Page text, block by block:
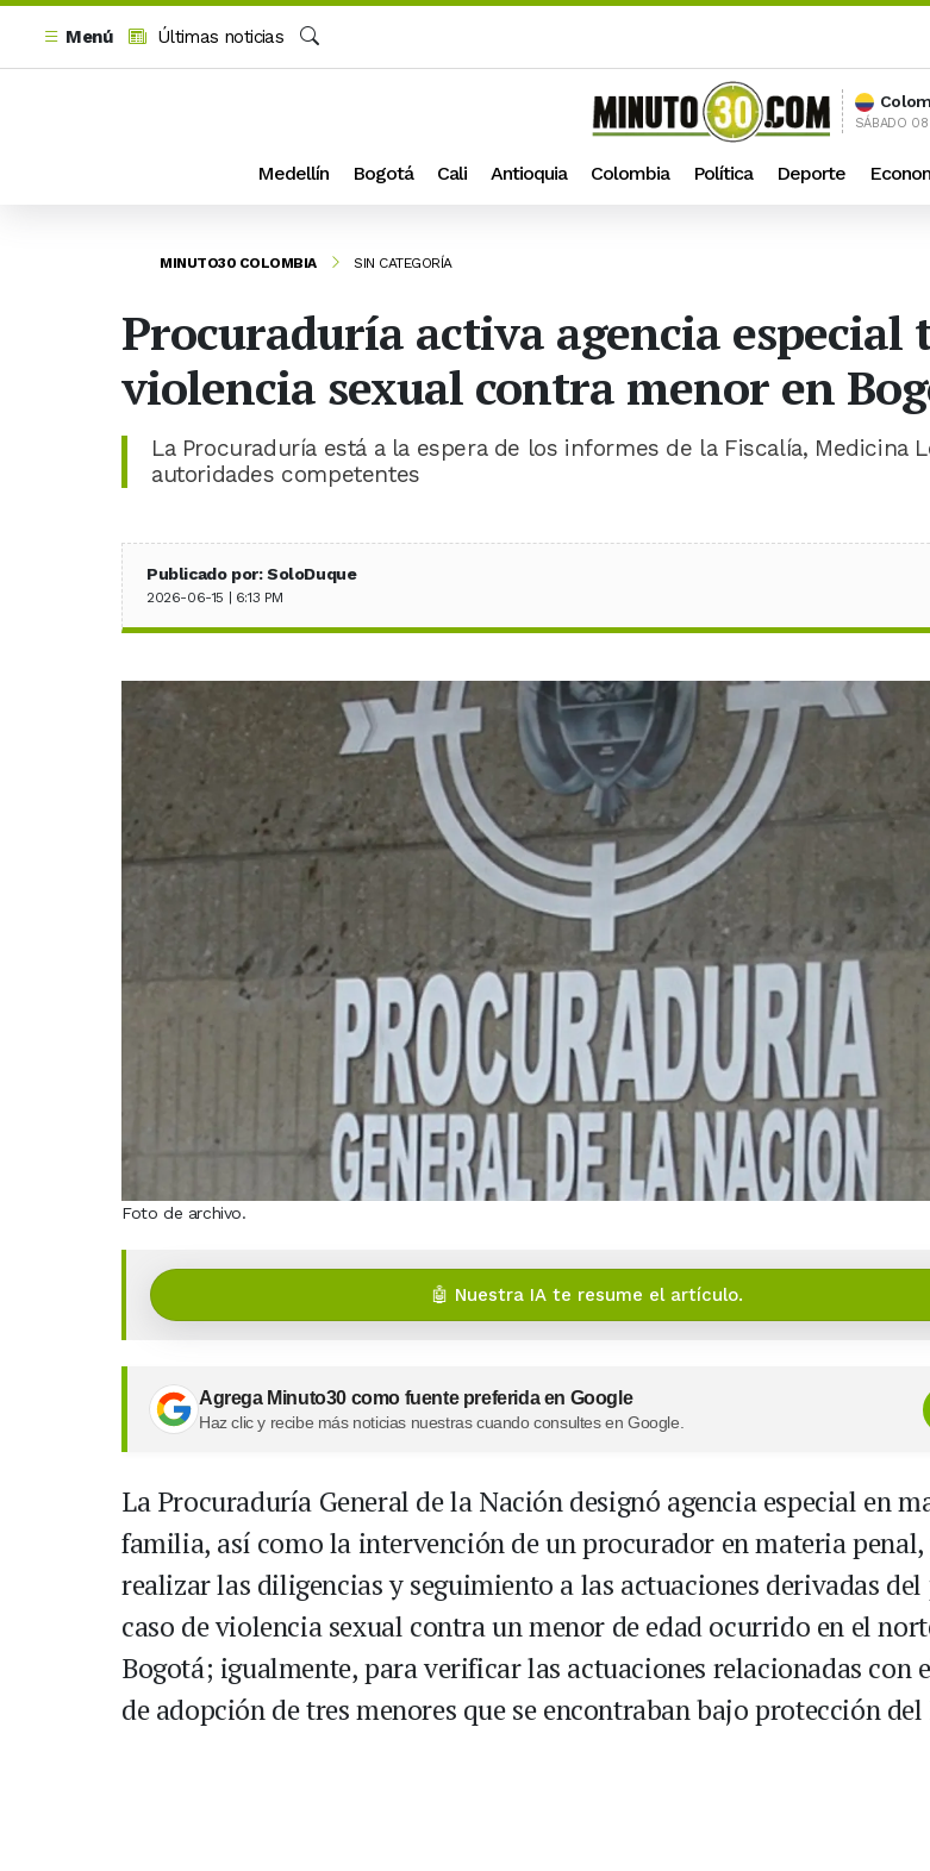
Menú
Últimas noticias
Buscar
SÁBADO
Medellín Bogotá Cali Antioquia Colombia Política Deporte
MINUTO30 COLOMBIA SIN CATEGORÍA
Procuraduría activa agencia especial
violencia sexual contra menor en
La Procuraduría está a la espera de los informes de la Fiscalía, Medicina
autoridades competentes
Publicado por: SoloDuque
2026-06-15 | 6:13 PM
Foto de archivo.
🤖 Nuestra IA te resume el artículo.
Agrega Minuto30 como fuente preferida en Google
Haz clic y recibe más noticias nuestras cuando consultes en Google.
La Procuraduría General de la Nación designó agencia especial en
familia, así como la intervención de un procurador en materia
realizar las diligencias y seguimiento a las actuaciones derivadas
caso de violencia sexual contra un menor de edad ocurrido en el
Bogotá; igualmente, para verificar las actuaciones relacionadas con
de adopción de tres menores que se encontraban bajo protección del